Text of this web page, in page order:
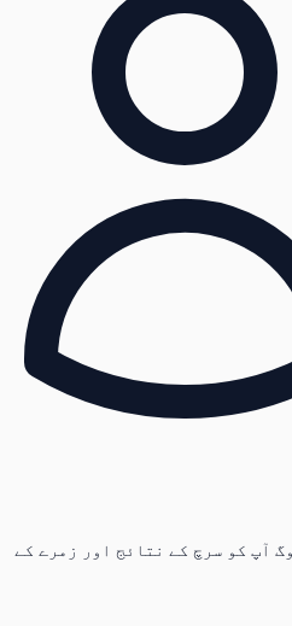
آپ کو سرچ کے نتائج اور زمرے کے